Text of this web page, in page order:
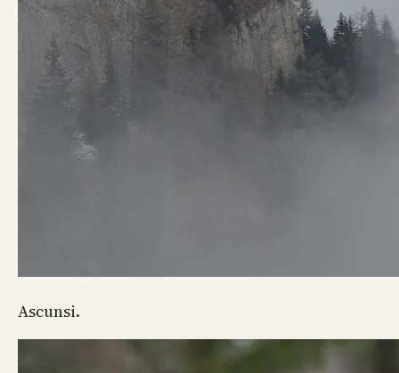
Ascunsi.